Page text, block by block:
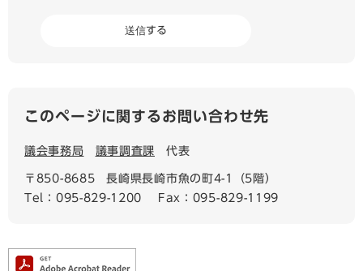
このページに関するお問い合わせ先
議会事務局 議事調査課 代表
〒850-8685
長崎県長崎市魚の町4-1（5階）
Tel：095-829-1200
Fax：095-829-1199